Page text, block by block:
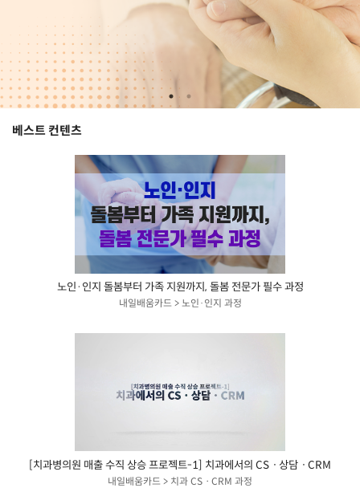
베스트 컨텐츠
노인·인지 돌봄부터 가족 지원까지, 돌봄 전문가 필수 과정
내일배움카드 > 노인·인지 과정
[치과병의원 매출 수직 상승 프로젝트-1] 치과에서의 CSㆍ상담ㆍCRM
내일배움카드 > 치과 CSㆍCRM 과정